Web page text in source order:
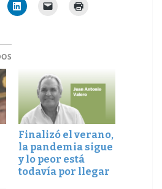
Finalizó el verano,
la pandemia sigue
y lo peor está
todavía por llegar